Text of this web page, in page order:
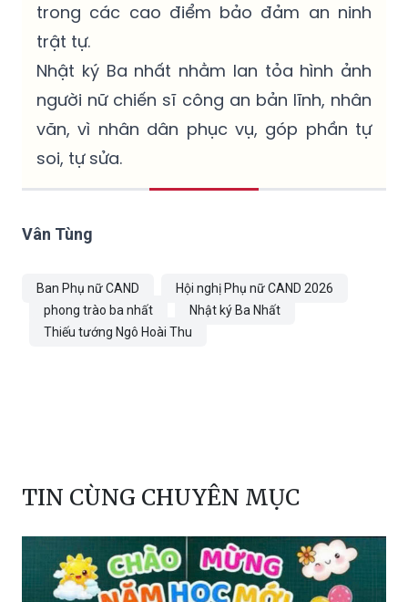
trong các cao điểm bảo đảm an ninh
trật tự.
Nhật ký Ba nhất nhằm lan tỏa hình ảnh
người nữ chiến sĩ công an bản lĩnh, nhân
văn, vì nhân dân phục vụ, góp phần tự
soi, tự sửa.
Vân Tùng
Ban Phụ nữ CAND
Hội nghị Phụ nữ CAND 2026
phong trào ba nhất
Nhật ký Ba Nhất
Thiếu tướng Ngô Hoài Thu
TIN CÙNG CHUYÊN MỤC